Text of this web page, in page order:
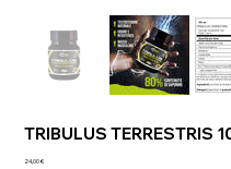
TRIBULUS TERRESTRIS
Precio
24,00 €